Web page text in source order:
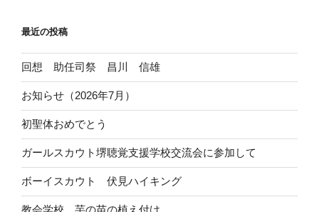
最近の投稿
回想 助任司祭 昌川 信雄
お知らせ（2026年7月）
初聖体おめでとう
ガールスカウト堺聴覚支援学校交流会に参加して
ボーイスカウト 伏見ハイキング